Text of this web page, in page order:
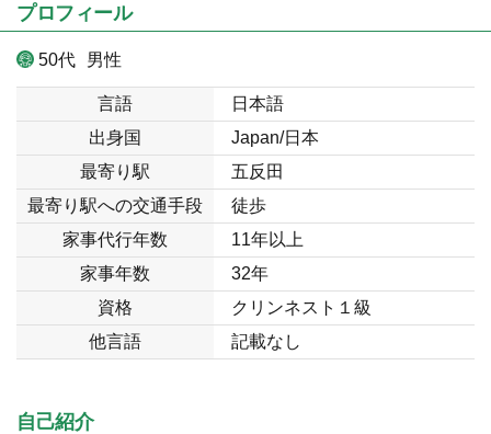
プロフィール
50代 男性
言語
日本語
出身国
Japan/日本
最寄り駅
五反田
最寄り駅への交通手段
徒歩
家事代行年数
11年以上
家事年数
32年
資格
クリンネスト１級
他言語
記載なし
自己紹介